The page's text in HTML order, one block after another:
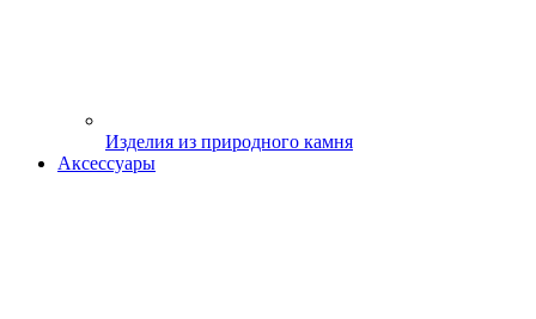
Изделия из природного камня
Аксессуары